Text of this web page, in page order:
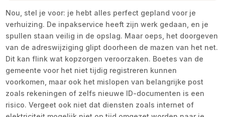
Nou, stel je voor: je hebt alles perfect gepland voor je
verhuizing. De inpakservice heeft zijn werk gedaan, en je
spullen staan veilig in de opslag. Maar oeps, het doorgeven
van de adreswijziging glipt doorheen de mazen van het net.
Dit kan flink wat kopzorgen veroorzaken. Boetes van de
gemeente voor het niet tijdig registreren kunnen
voorkomen, maar ook het mislopen van belangrijke post
zoals rekeningen of zelfs nieuwe ID-documenten is een
risico. Vergeet ook niet dat diensten zoals internet of